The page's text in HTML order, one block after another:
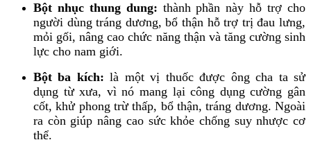
Bột nhục thung dung: thành phần này hỗ trợ cho
người dùng tráng dương, bổ thận hỗ trợ trị đau lưng,
mỏi gối, nâng cao chức năng thận và tăng cường sinh
lực cho nam giới.
Bột ba kích:là một vị thuốc được ông cha ta sử
dụng từ xưa, vì nó mang lại công dụng cường gân
cốt, khử phong trừ thấp, bổ thận, tráng dương. Ngoài
ra còn giúp nâng cao sức khỏe chống suy nhược cơ
thể.